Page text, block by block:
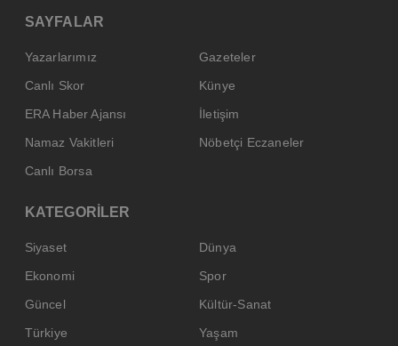
SAYFALAR
Yazarlarımız
Gazeteler
Canlı Skor
Künye
ERA Haber Ajansı
İletişim
Namaz Vakitleri
Nöbetçi Eczaneler
Canlı Borsa
KATEGORİLER
Siyaset
Dünya
Ekonomi
Spor
Güncel
Kültür-Sanat
Türkiye
Yaşam